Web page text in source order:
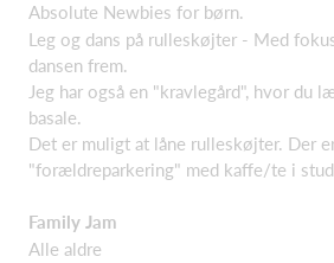
Absolute Newbies for børn.
Leg og dans på rulleskøjter - Med
dansen frem.
Jeg har også en "kravlegård", hvor du
basale.
Det er muligt at låne rulleskøjter. Der
"forældreparkering" med kaffe/te i
Family Jam
Alle aldre